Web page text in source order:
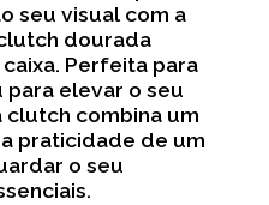
seu visual com a
dourada
Perfeita para
para elevar o seu
clutch combina um
praticidade de um
o seu